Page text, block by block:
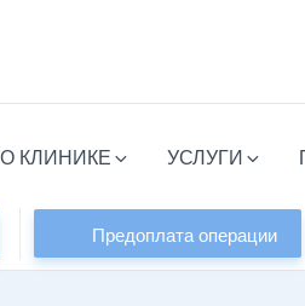
О КЛИНИКЕ УСЛУГИ
Предоплата операции